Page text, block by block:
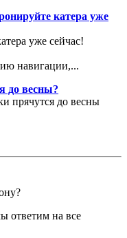
катера уже
уже сейчас!
навигации,...
до весны?
прячутся до весны
ответим на все